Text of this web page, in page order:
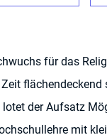
für das
flächendeckend
der Aufsatz
mit